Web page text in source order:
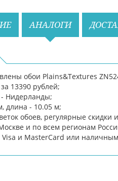
АНАЛОГИ
обои Plains&Textures
13390 рублей;
- Нидерланды;
длина - 10.05 м;
обоев, регулярные скидки
и по всем регионам
Visa и MasterCard или